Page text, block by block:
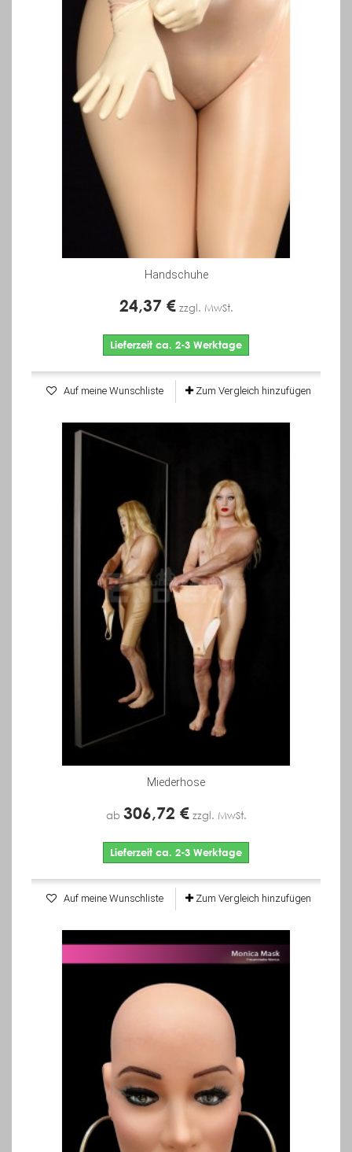
Handschuhe
24,37 € zzgl. MwSt.
Lieferzeit ca. 2-3 Werktage
Auf meine Wunschliste Zum Vergleich hinzufügen
Miederhose
ab 306,72 € zzgl. MwSt.
Lieferzeit ca. 2-3 Werktage
Auf meine Wunschliste Zum Vergleich hinzufügen